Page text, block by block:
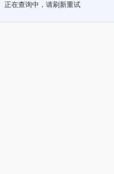
正在查询中，请刷新重试